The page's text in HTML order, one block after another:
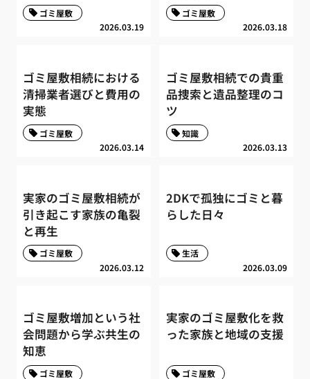
2026.03.19
ゴミ屋敷
2026.03.18
ゴミ屋敷
ゴミ屋敷相続における
清掃業者選びと費用の
実態
2026.03.14
ゴミ屋敷
ゴミ屋敷相続での貴重
品捜索と遺品整理のコ
ツ
2026.03.13
知識
実家のゴミ屋敷相続が
引き起こす家族の亀裂
と再生
2026.03.12
ゴミ屋敷
2DKで孤独にゴミと暮
らした日々
2026.03.09
生活
ゴミ屋敷増加という社
会問題から学ぶ共生の
知恵
ゴミ屋敷
実家のゴミ屋敷化を救
った家族と地域の支援
ゴミ屋敷